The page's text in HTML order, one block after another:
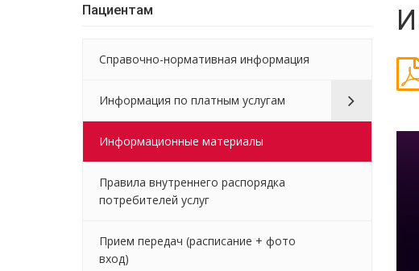
Пациентам
Справочно-нормативная информация
Информация по платным услугам
Информационные материалы
Правила внутреннего распорядка
потребителей услуг
Прием передач (расписание + фото
вход)